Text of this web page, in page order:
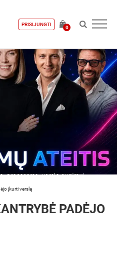
PRISIJUNGTI
0
įkurti verslą
PADĖJO